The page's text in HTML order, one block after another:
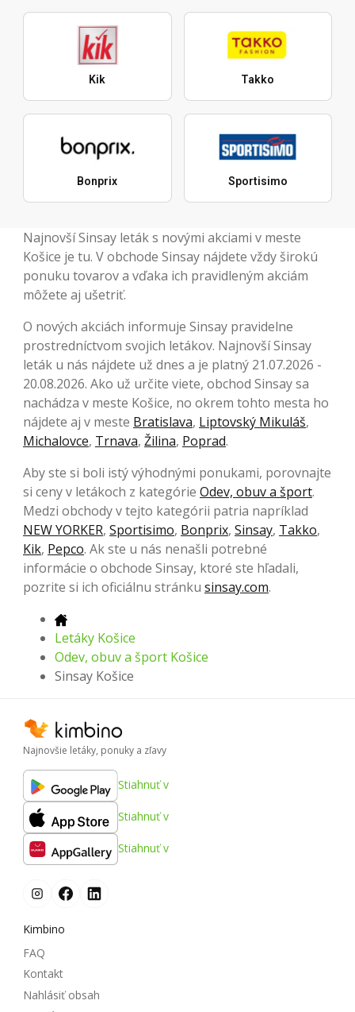
Kik Takko
Bonprix Sportisimo
Najnovší Sinsay leták s novými akciami v meste
Košice je tu. V obchode Sinsay nájdete vždy širokú
ponuku tovarov a vďaka ich pravidleným akciám
môžete aj ušetriť.
O nových akciách informuje Sinsay pravidelne
prostredníctvom svojich letákov. Najnovší Sinsay
leták u nás nájdete už dnes a je platný 21.07.2026 -
20.08.2026. Ako už určite viete, obchod Sinsay sa
nachádza v meste Košice, no okrem tohto mesta ho
nájdete aj v meste Bratislava, Liptovský Mikuláš,
Michalovce, Trnava, Žilina, Poprad.
Aby ste si boli istý výhodnými ponukami, porovnajte
si ceny v letákoch z kategórie Odev, obuv a šport.
Medzi obchody v tejto kategórii patria napríklad
NEW YORKER, Sportisimo, Bonprix, Sinsay, Takko,
Kik, Pepco. Ak ste u nás nenašli potrebné
informácie o obchode Sinsay, ktoré ste hľadali,
pozrite si ich oficiálnu stránku sinsay.com.
Letáky Košice
Odev, obuv a šport Košice
Sinsay Košice
Najnovšie letáky, ponuky a zľavy
Stiahnuť v
Stiahnuť v
Stiahnuť v
Kimbino
FAQ
Kontakt
Nahlásiť obsah